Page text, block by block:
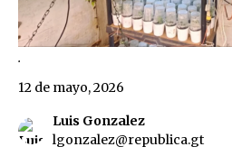
.
Luis Gonzalez
lgonzalez@republica.gt
12 de mayo, 2026